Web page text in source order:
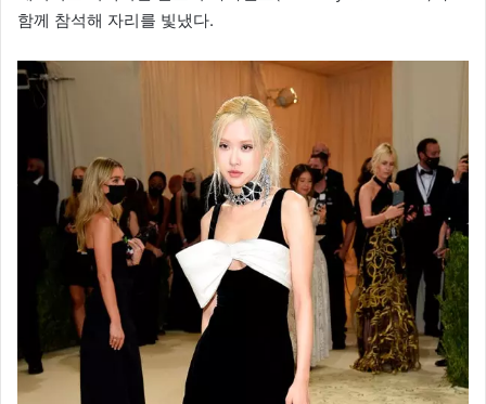
함께 참석해 자리를 빛냈다.